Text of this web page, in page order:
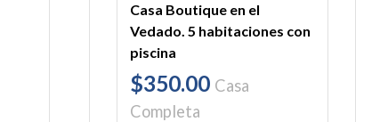
Casa Boutique en el
Vedado. 5 habitaciones con
piscina
$350.00 Casa
Completa